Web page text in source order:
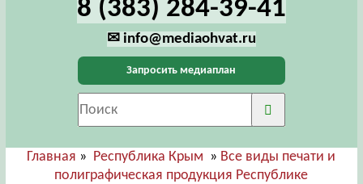
8 (383) 284-39-41
✉ info@mediaohvat.ru
Запросить медиаплан
Главная » Республика Крым » Все виды печати и
полиграфическая продукция Республике